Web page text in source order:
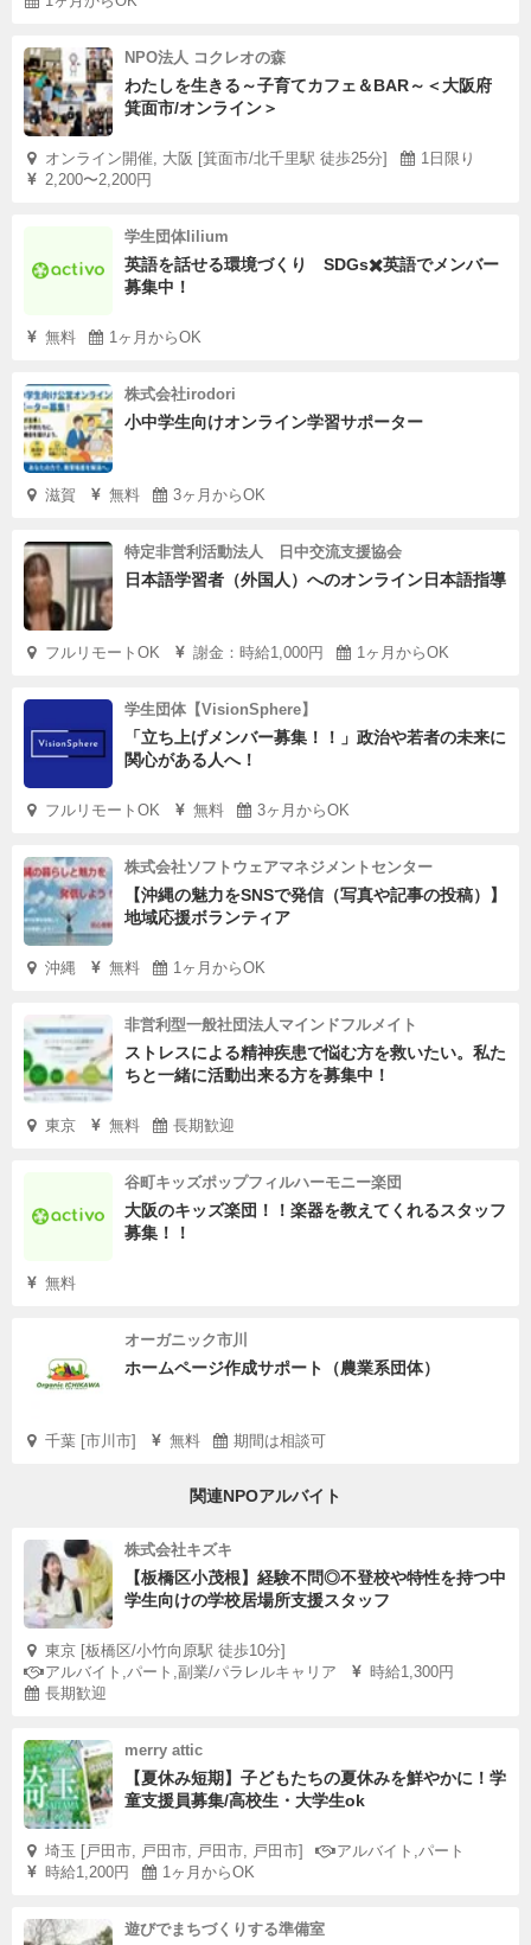
NPO法人 コクレオの森
わたしを生きる～子育てカフェ＆BAR～＜大阪府
箕面市/オンライン＞
オンライン開催, 大阪 [箕面市/北千里駅 徒歩25分]
1日限り
2,200〜2,200円
学生団体lilium
英語を話せる環境づくり SDGs✖️英語でメンバー
募集中！
無料 1ヶ月からOK
株式会社irodori
小中学生向けオンライン学習サポーター
滋賀 無料 3ヶ月からOK
特定非営利活動法人 日中交流支援協会
日本語学習者（外国人）へのオンライン日本語指導
フルリモートOK 謝金：時給1,000円 1ヶ月からOK
学生団体【VisionSphere】
「立ち上げメンバー募集！！」政治や若者の未来に
関心がある人へ！
フルリモートOK 無料 3ヶ月からOK
株式会社ソフトウェアマネジメントセンター
【沖縄の魅力をSNSで発信（写真や記事の投稿）】
地域応援ボランティア
沖縄 無料 1ヶ月からOK
非営利型一般社団法人マインドフルメイト
ストレスによる精神疾患で悩む方を救いたい。私た
ちと一緒に活動出来る方を募集中！
東京 無料 長期歓迎
谷町キッズポップフィルハーモニー楽団
大阪のキッズ楽団！！楽器を教えてくれるスタッフ
募集！！
無料
オーガニック市川
ホームページ作成サポート（農業系団体）
千葉 [市川市] 無料 期間は相談可
関連NPOアルバイト
株式会社キズキ
【板橋区小茂根】経験不問◎不登校や特性を持つ中
学生向けの学校居場所支援スタッフ
東京 [板橋区/小竹向原駅 徒歩10分]
アルバイト,パート,副業/パラレルキャリア
時給1,300円
長期歓迎
merry attic
【夏休み短期】子どもたちの夏休みを鮮やかに！学
童支援員募集/高校生・大学生ok
埼玉 [戸田市, 戸田市, 戸田市, 戸田市]
アルバイト,パート
時給1,200円
1ヶ月からOK
遊びでまちづくりする準備室